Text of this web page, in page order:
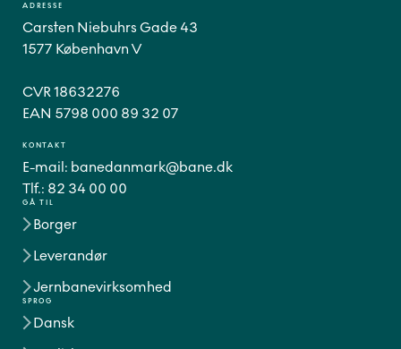
GÅ TIL
Borger
Leverandør
Jernbanevirksomhed
SPROG
Dansk
ADRESSE
Carsten Niebuhrs Gade 43
1577 København V
CVR 18632276
EAN 5798 000 89 32 07
KONTAKT
E-mail: banedanmark@bane.dk
Tlf.: 82 34 00 00